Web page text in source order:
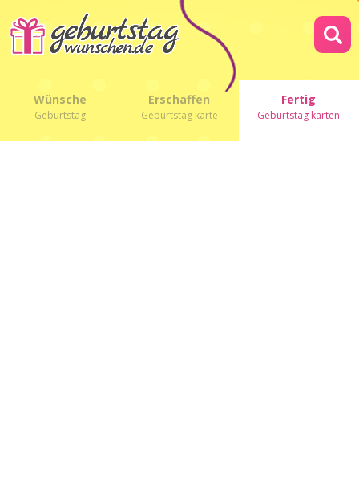
Wünsche
Geburtstag
Erschaffen
Geburtstag karte
Fertig
Geburtstag karten